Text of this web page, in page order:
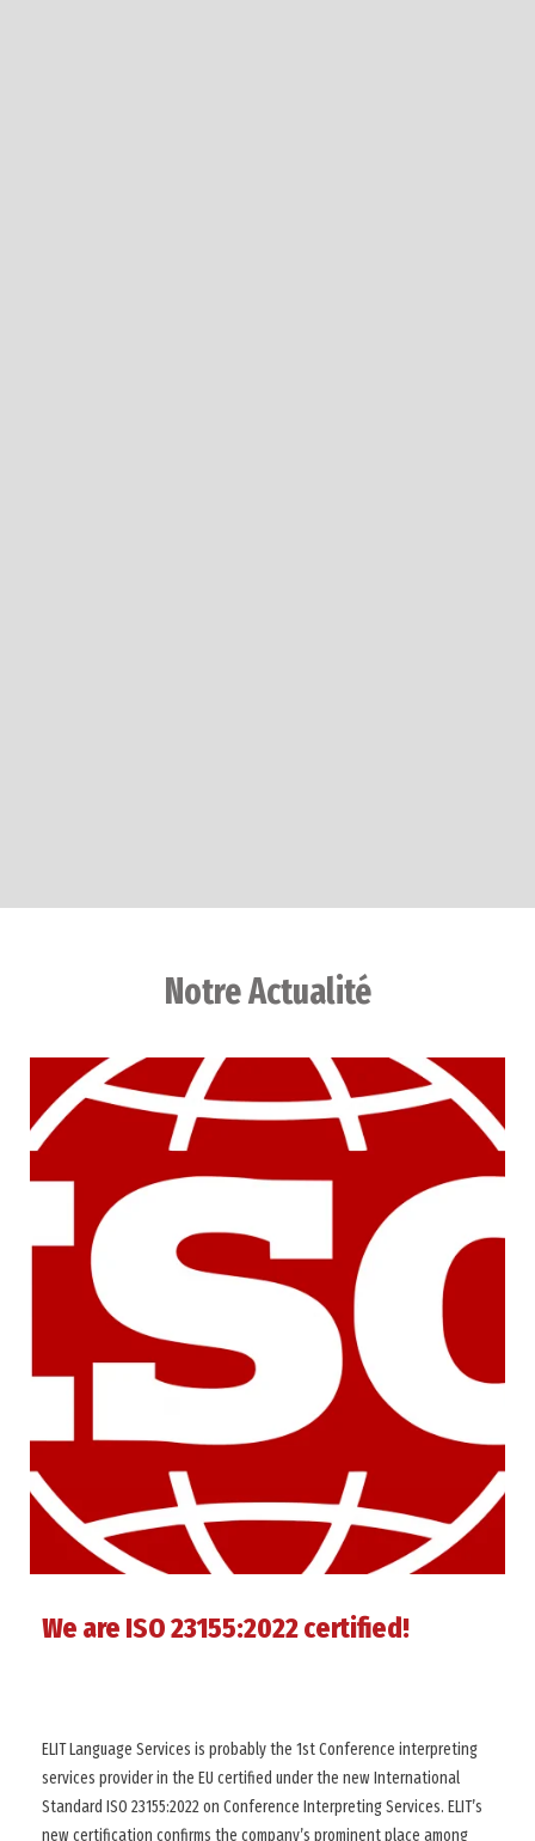
Notre Actualité
We are ISO 23155:2022 certified!
ELIT Language Services is probably the 1st Conference interpreting
services provider in the EU certified under the new International
Standard ISO 23155:2022 on Conference Interpreting Services. ELIT’s
new certification confirms the company’s prominent place among